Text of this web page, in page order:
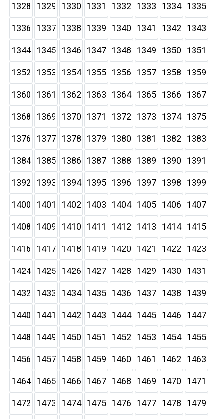
1328 1329 1330 1331 1332 1333 1334 1335
1336 1337 1338 1339 1340 1341 1342 1343
1344 1345 1346 1347 1348 1349 1350 1351
1352 1353 1354 1355 1356 1357 1358 1359
1360 1361 1362 1363 1364 1365 1366 1367
1368 1369 1370 1371 1372 1373 1374 1375
1376 1377 1378 1379 1380 1381 1382 1383
1384 1385 1386 1387 1388 1389 1390 1391
1392 1393 1394 1395 1396 1397 1398 1399
1400 1401 1402 1403 1404 1405 1406 1407
1408 1409 1410 1411 1412 1413 1414 1415
1416 1417 1418 1419 1420 1421 1422 1423
1424 1425 1426 1427 1428 1429 1430 1431
1432 1433 1434 1435 1436 1437 1438 1439
1440 1441 1442 1443 1444 1445 1446 1447
1448 1449 1450 1451 1452 1453 1454 1455
1456 1457 1458 1459 1460 1461 1462 1463
1464 1465 1466 1467 1468 1469 1470 1471
1472 1473 1474 1475 1476 1477 1478 1479